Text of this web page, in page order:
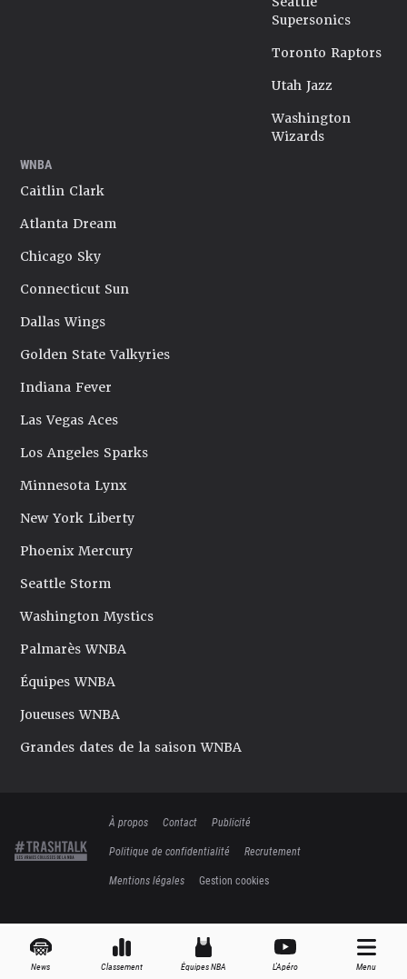
News Classement Équipes NBA L'Apéro Menu
Supersonics
Toronto Raptors
Utah Jazz
Washington
Wizards
WNBA
Caitlin Clark
Atlanta Dream
Chicago Sky
Connecticut Sun
Dallas Wings
Golden State Valkyries
Indiana Fever
Las Vegas Aces
Los Angeles Sparks
Minnesota Lynx
New York Liberty
Phoenix Mercury
Seattle Storm
Washington Mystics
Palmarès WNBA
Équipes WNBA
Joueuses WNBA
Grandes dates de la saison WNBA
À propos Contact
Publicité
Politique de confidentialité
Recrutement
Mentions légales
Gestion cookies